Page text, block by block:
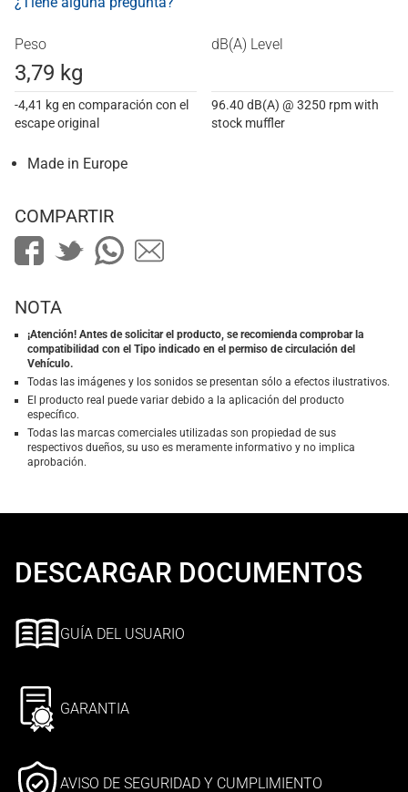
Peso
3,79 kg
-4,41 kg en comparación con el
escape original
dB(A) Level
96.40 dB(A) @ 3250 rpm with
stock muffler
Made in Europe
COMPARTIR
NOTA
¡Atención! Antes de solicitar el producto, se recomienda comprobar la
compatibilidad con el Tipo indicado en el permiso de circulación del
Vehículo.
Todas las imágenes y los sonidos se presentan sólo a efectos ilustrativos.
El producto real puede variar debido a la aplicación del producto
específico.
Todas las marcas comerciales utilizadas son propiedad de sus
respectivos dueños, su uso es meramente informativo y no implica
aprobación.
DESCARGAR DOCUMENTOS
GUÍA DEL USUARIO
GARANTIA
AVISO DE SEGURIDAD Y CUMPLIMIENTO